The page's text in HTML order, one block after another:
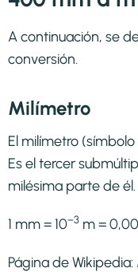
A continuación, se
conversión.
Milímetro
El milímetro
Es el tercer
milésima parte de él.
1 mm = 10−3 m =
Página de Wikipedia: